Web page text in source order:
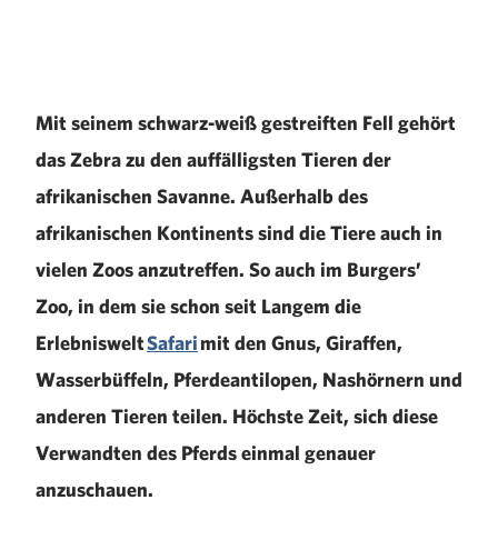
Mit seinem schwarz-weiß gestreiften Fell gehört
das Zebra zu den auffälligsten Tieren der
afrikanischen Savanne. Außerhalb des
afrikanischen Kontinents sind die Tiere auch in
vielen Zoos anzutreffen. So auch im Burgers’
Zoo, in dem sie schon seit Langem die
ErlebnisweltSafarimit den Gnus, Giraffen,
Wasserbüffeln, Pferdeantilopen, Nashörnern und
anderen Tieren teilen. Höchste Zeit, sich diese
Verwandten des Pferds einmal genauer
anzuschauen.